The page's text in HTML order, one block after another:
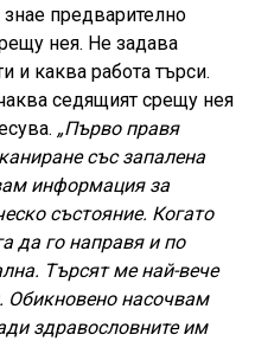
предварително
нея. Не задава
и каква работа търси.
седящият срещу нея
„Първо правя
със запалена
информация за
състояние. Когато
да го направя и по
Търсят ме най-вече
Обикновено насочвам
здравословните им